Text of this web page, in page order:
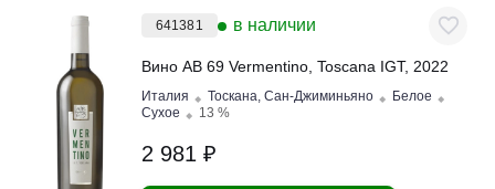
641381 в наличии
Вино AB 69 Vermentino, Toscana IGT, 2022
Италия Тоскана, Сан-Джиминьяно
Белое
Сухое
13 %
2 981 ₽